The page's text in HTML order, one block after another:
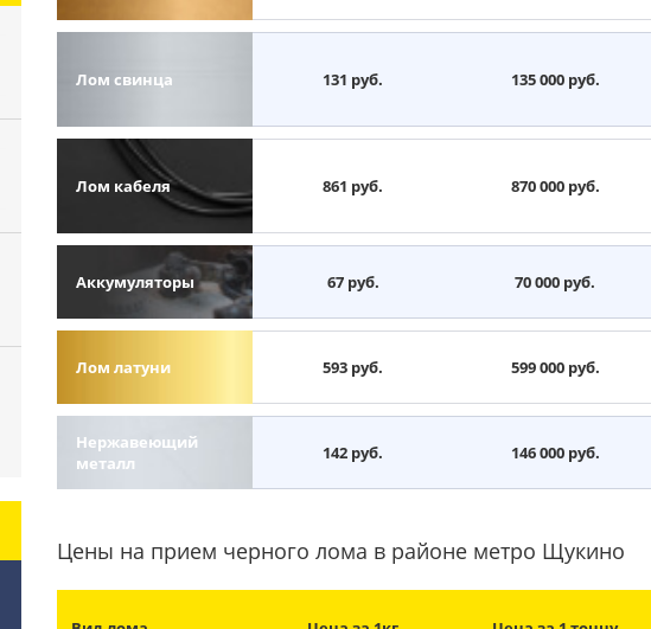
Лом свинца 131 руб. 135 000 руб.
Лом кабеля 861 руб. 870 000 руб.
Аккумуляторы 67 руб. 70 000 руб.
Лом латуни 593 руб. 599 000 руб.
Нержавеющий
металл
142 руб. 146 000 руб.
Цены на прием черного лома в районе метро Щукино